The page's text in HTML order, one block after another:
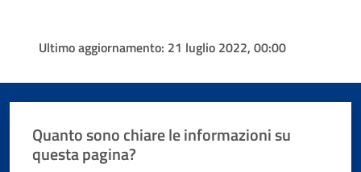
Ultimo aggiornamento: 21 luglio 2022, 00:00
Quanto sono chiare le informazioni su
questa pagina?